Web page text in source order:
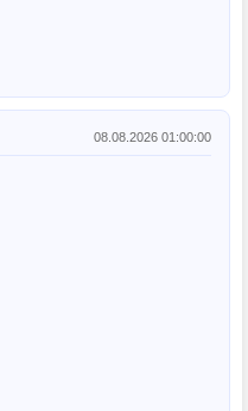
08.08.2026 01:00:00